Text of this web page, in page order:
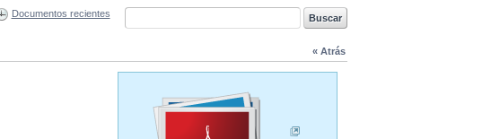
Documentos recientes
« Atrás